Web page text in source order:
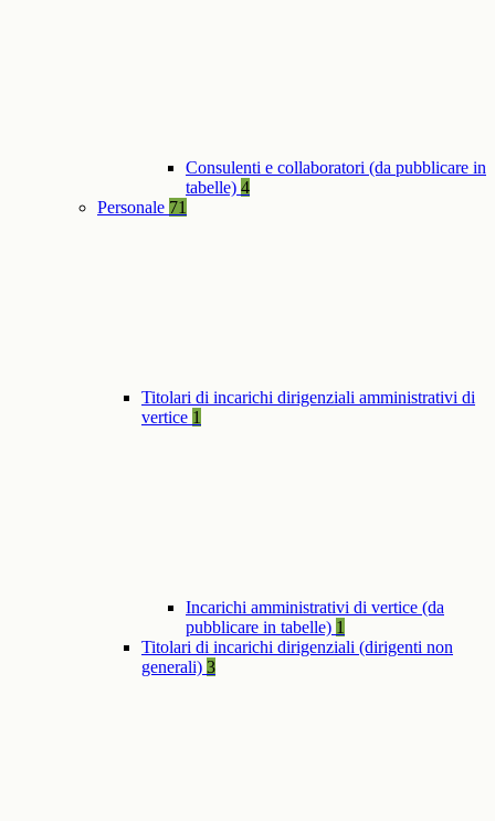
Consulenti e collaboratori (da pubblicare in
tabelle) 4
Personale 71
Titolari di incarichi dirigenziali amministrativi di
vertice 1
Incarichi amministrativi di vertice (da
pubblicare in tabelle) 1
Titolari di incarichi dirigenziali (dirigenti non
generali) 3